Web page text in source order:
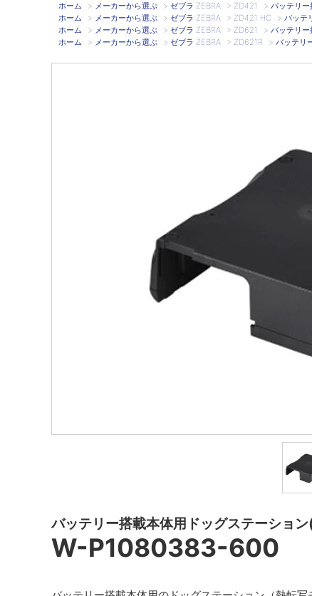
ホーム
> メーカーから選ぶ > ゼブラ ZEBRA > ZD421 > バッテリ
ホーム
> メーカーから選ぶ > ゼブラ ZEBRA > ZD421 HC > バッテ
ホーム
> メーカーから選ぶ > ゼブラ ZEBRA > ZD621 > バッテリ
ホーム
> メーカーから選ぶ > ゼブラ ZEBRA > ZD621R > バッテリ
バッテリー搭載本体用ドッグステーショ
W-P1080383-600